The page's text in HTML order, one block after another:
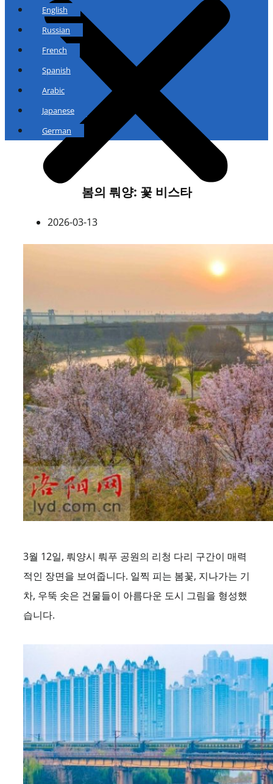
English
Russian
French
Spanish
Arabic
Japanese
German
봄의 뤄양: 꽃 비스타
2026-03-13
3월 12일, 뤄양시 뤄푸 공원의 리청 다리 구간이 매력
적인 장면을 보여줍니다. 일찍 피는 봄꽃, 지나가는 기
차, 우뚝 솟은 건물들이 아름다운 도시 그림을 형성했
습니다.